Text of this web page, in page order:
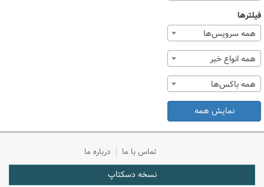
فیلترها
همه سرویس‌ها
همه انواع خبر
همه باکس‌ها
نمایش همه
تماس با ما درباره ما
نسخه دسکتاپ